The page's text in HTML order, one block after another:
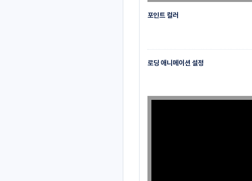
포인트 컬러
로딩 애니메이션 설정